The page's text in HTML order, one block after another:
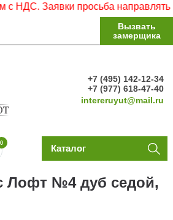
Заявки просьба направлять на
Вызвать
замерщика
+7 (495) 142-12-34
+7 (977) 618-47-40
intereruyut@mail.ru
0 Каталог
Лофт №4 дуб седой,